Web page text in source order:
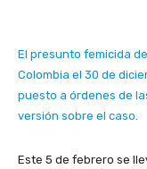
El presunto femicida
Colombia el 30 de
puesto a órdenes de
versión sobre el caso.
Este 5 de febrero se